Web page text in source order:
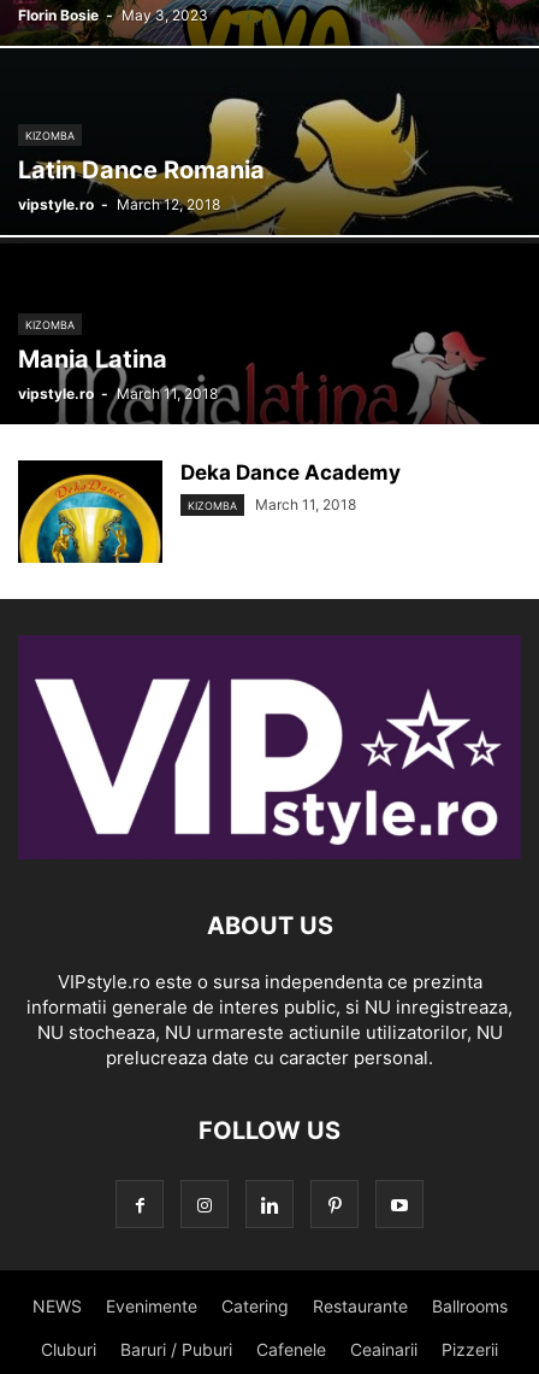
Florin Bosie - May 3, 2023
KIZOMBA
Latin Dance Romania
vipstyle.ro - March 12, 2018
KIZOMBA
Mania Latina
vipstyle.ro - March 11, 2018
Deka Dance Academy
KIZOMBA March 11, 2018
ABOUT US
VIPstyle.ro este o sursa independenta ce prezinta
informatii generale de interes public, si NU inregistreaza,
NU stocheaza, NU urmareste actiunile utilizatorilor, NU
prelucreaza date cu caracter personal.
FOLLOW US
NEWS Evenimente Catering Restaurante Ballrooms
Cluburi Baruri / Puburi Cafenele Ceainarii Pizzerii